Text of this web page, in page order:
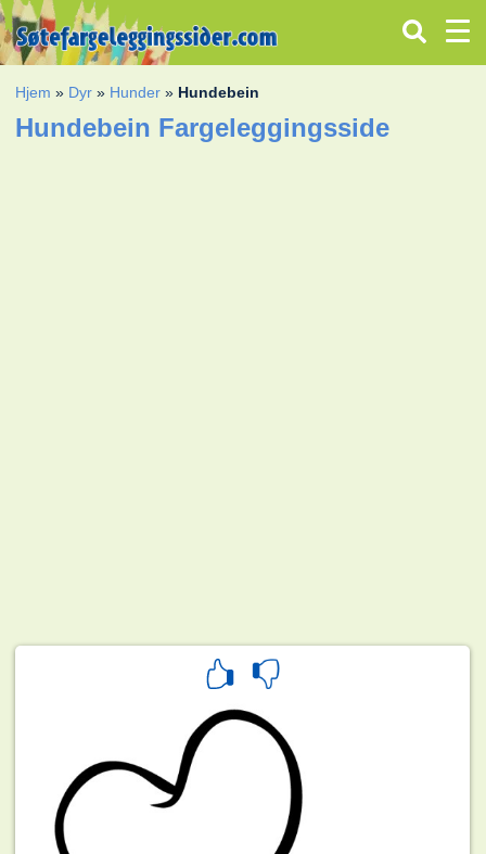
Hjem » Dyr » Hunder » Hundebein
Hundebein Fargeleggingsside